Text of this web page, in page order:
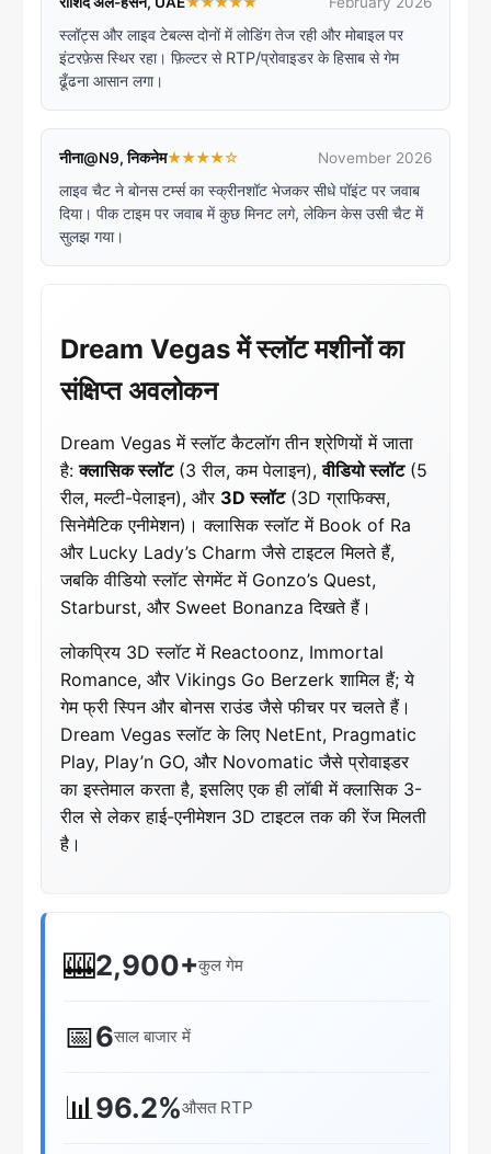
स्लॉट्स और लाइव टेबल्स दोनों में लोडिंग तेज रही और मोबाइल पर
इंटरफ़ेस स्थिर रहा। फ़िल्टर से RTP/प्रोवाइडर के हिसाब से गेम
ढूँढना आसान लगा।
नीना@N9, निकनेम★★★★☆ November 2026
लाइव चैट ने बोनस टर्म्स का स्क्रीनशॉट भेजकर सीधे पॉइंट पर जवाब
दिया। पीक टाइम पर जवाब में कुछ मिनट लगे, लेकिन केस उसी चैट में
सुलझ गया।
Dream Vegas में स्लॉट मशीनों का
संक्षिप्त अवलोकन
Dream Vegas में स्लॉट कैटलॉग तीन श्रेणियों में जाता
है:क्लासिक स्लॉट(3 रील, कम पेलाइन),वीडियो स्लॉट(5
रील, मल्टी-पेलाइन), और 3D स्लॉट(3D ग्राफिक्स,
सिनेमैटिक एनीमेशन)। क्लासिक स्लॉट में Book of Ra
और Lucky Lady’s Charm जैसे टाइटल मिलते हैं,
जबकि वीडियो स्लॉट सेगमेंट में Gonzo’s Quest,
Starburst, और Sweet Bonanza दिखते हैं।
लोकप्रिय 3D स्लॉट में Reactoonz, Immortal
Romance, और Vikings Go Berzerk शामिल हैं; ये
गेम फ्री स्पिन और बोनस राउंड जैसे फीचर पर चलते हैं।
Dream Vegas स्लॉट के लिए NetEnt, Pragmatic
Play, Play’n GO, और Novomatic जैसे प्रोवाइडर
का इस्तेमाल करता है, इसलिए एक ही लॉबी में क्लासिक 3-
रील से लेकर हाई-एनीमेशन 3D टाइटल तक की रेंज मिलती
है।
🎰2,900+कुल गेम
📅6साल बाजार में
📊96.2%औसत RTP